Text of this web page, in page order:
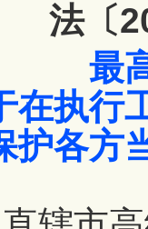
法〔
最
在执行
护各方